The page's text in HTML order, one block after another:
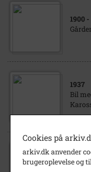
1900 -
1937
Bil
1983
Cookies på
arkiv.dk anvender
brugeroplevelse og